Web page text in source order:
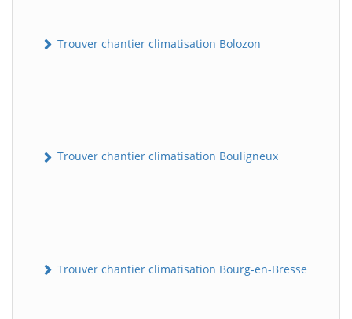
Trouver chantier climatisation Bolozon
Trouver chantier climatisation Bouligneux
Trouver chantier climatisation Bourg-en-Bresse